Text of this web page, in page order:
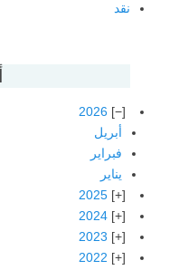
نقد
2026
أبريل
فبراير
يناير
2025
2024
2023
2022